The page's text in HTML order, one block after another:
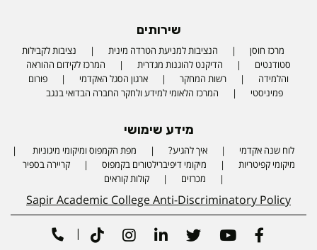
שירותים
מרכז חוסן הנציבות למניעת הטרדה מינית
נציבות לקבילות
סטודנטים
הדיקנט להוגנות מגדרית
המרכז לקידום ההוראה
והלמידה
רשות המחקר ארגון הסגל האקדמי
פורום
פמיניסטי
המרכז הלאומי למידע ולחקר החברה הבדואי בנגב
מידע שימושי
לוח שנה אקדמי איך להגיע?
מפת הקמפוס ומיקומי מיגוניות
מיקומי קפיטריות
מיקומי דיפיברילטורים בקמפוס
קריירה בספיר
מכרזים
קולות קוראים
Sapir Academic College Anti-Discriminatory Policy
Facebook
Youtube
Twitter
Linkedin
Instagram
Tiktok
|
Phone number